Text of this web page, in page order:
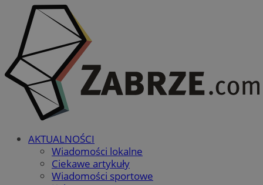
AKTUALNOŚCI
Wiadomości lokalne
Ciekawe artykuły
Wiadomości sportowe